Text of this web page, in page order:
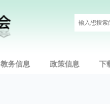
教务信息 政策信息 下